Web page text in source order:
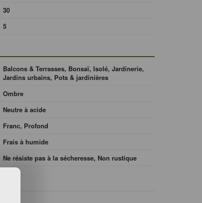
30
5
Balcons & Terrasses, Bonsaï, Isolé, Jardinerie,
Jardins urbains, Pots & jardinières
Ombre
Neutre à acide
Franc, Profond
Frais à humide
Ne résiste pas à la sécheresse, Non rustique